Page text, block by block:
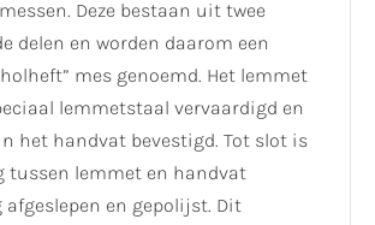
Deze bestaan uit twee
delen en worden daarom een
mes genoemd. Het lemmet
lemmetstaal vervaardigd en
het handvat bevestigd. Tot slot is
tussen lemmet en handvat
en gepolijst. Dit